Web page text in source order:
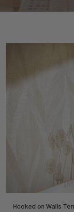
Hooked on Walls